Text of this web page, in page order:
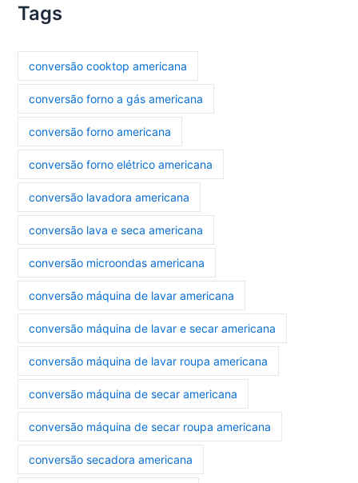
Tags
conversão cooktop americana
conversão forno a gás americana
conversão forno americana
conversão forno elétrico americana
conversão lavadora americana
conversão lava e seca americana
conversão microondas americana
conversão máquina de lavar americana
conversão máquina de lavar e secar americana
conversão máquina de lavar roupa americana
conversão máquina de secar americana
conversão máquina de secar roupa americana
conversão secadora americana